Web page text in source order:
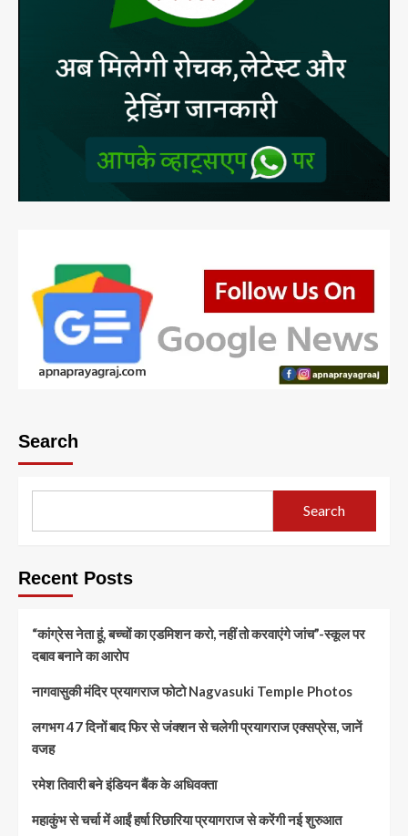
Search
Search
Recent Posts
“कांग्रेस नेता हूं, बच्चों का एडमिशन करो, नहीं तो करवाएंगे जांच”-स्कूल पर
दबाव बनाने का आरोप
नागवासुकी मंदिर प्रयागराज फोटो Nagvasuki Temple Photos
लगभग 47 दिनों बाद फिर से जंक्शन से चलेगी प्रयागराज एक्सप्रेस, जानें
वजह
रमेश तिवारी बने इंडियन बैंक के अधिवक्ता
महाकुंभ से चर्चा में आईं हर्षा रिछारिया प्रयागराज से करेंगी नई शुरुआत